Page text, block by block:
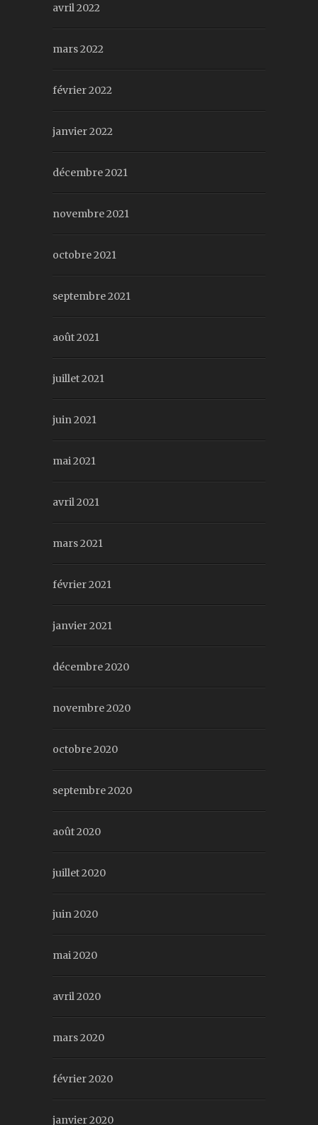
avril 2022
mars 2022
février 2022
janvier 2022
décembre 2021
novembre 2021
octobre 2021
septembre 2021
août 2021
juillet 2021
juin 2021
mai 2021
avril 2021
mars 2021
février 2021
janvier 2021
décembre 2020
novembre 2020
octobre 2020
septembre 2020
août 2020
juillet 2020
juin 2020
mai 2020
avril 2020
mars 2020
février 2020
janvier 2020